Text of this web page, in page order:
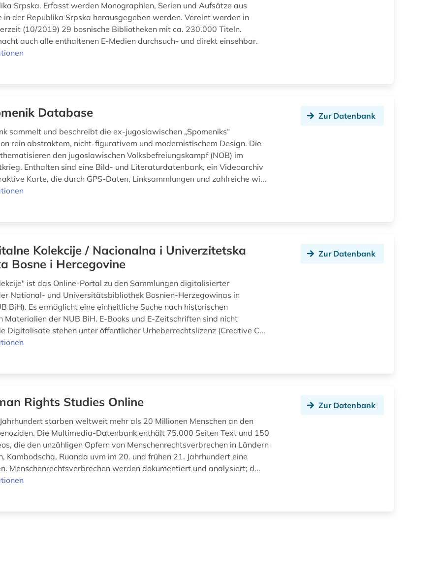
Srpska. Erfasst werden Monographien, Serien und Aufsätze aus
in der Republika Srpska herausgegeben werden. Vereint werden in
(10/2019) 29 bosnische Bibliotheken mit ca. 230.000 Titeln.
auch alle enthaltenen E-Medien durchsuch- und direkt einsehbar.
Database
sammelt und beschreibt die ex-jugoslawischen „Spomeniks“
rein abstraktem, nicht-figurativem und modernistischem Design. Die
thematisieren den jugoslawischen Volksbefreiungskampf (NOB) im
Enthalten sind eine Bild- und Literaturdatenbank, ein Videoarchiv
Karte, die durch GPS-Daten, Linksammlungen und zahlreiche wi...
Zur Datenbank
Kolekcije / Nacionalna i Univerzitetska
Bosne i Hercegovine
ist das Online-Portal zu den Sammlungen digitalisierter
National- und Universitätsbibliothek Bosnien-Herzegowinas in
BiH). Es ermöglicht eine einheitliche Suche nach historischen
Materialien der NUB BiH. E-Books und E-Zeitschriften sind nicht
Digitalisate stehen unter öffentlicher Urheberrechtslizenz (Creative C...
Zur Datenbank
Rights Studies Online
starben weltweit mehr als 20 Millionen Menschen an den
Die Multimedia-Datenbank enthält 75.000 Seiten Text und 150
die den unzähligen Opfern von Menschenrechtsverbrechen in Ländern
Kambodscha, Ruanda uvm im 20. und frühen 21. Jahrhundert eine
Menschenrechtsverbrechen werden dokumentiert und analysiert; d...
Zur Datenbank